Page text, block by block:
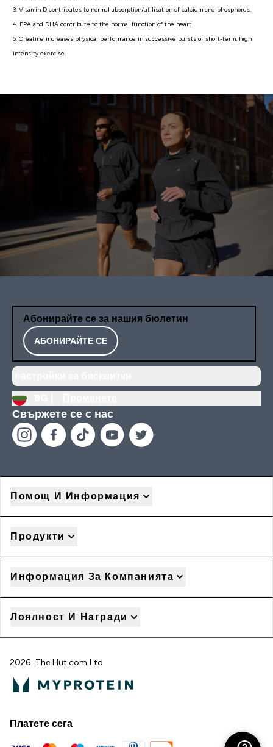
3. Vitamin D contributes to normal absorption/utilisation of calcium and phosphorus.
4. EPA and DHA contribute to the normal function of the heart.
5. Creatine increases physical performance in successive bursts of short-term, high
intensity exercise.
Абонирайте се за нашия бюлетин
АБОНИРАЙТЕ СЕ
Свържете се с нас
Помощ И Информация
Продукти
Информация За Компанията
Лоялност И Награди
2026 The Hut.com Ltd
Платете сега